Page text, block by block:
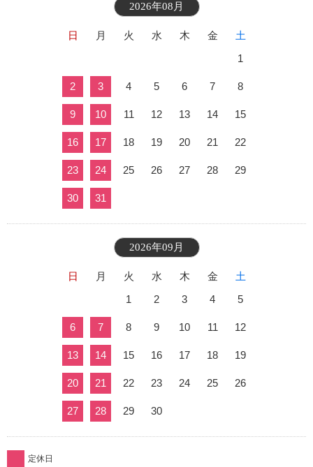
2026年08月
日 月 火 水 木 金
土
1
2 3 4 5 6 7 8
9 10 11 12 13 14 15
16 17 18 19 20 21 22
23 24 25 26 27 28 29
30 31
2026年09月
日 月 火 水 木 金
土
1
2 3 4 5
6 7 8 9 10 11 12
13 14 15 16 17 18 19
20 21 22 23 24 25 26
27 28 29 30
定休日